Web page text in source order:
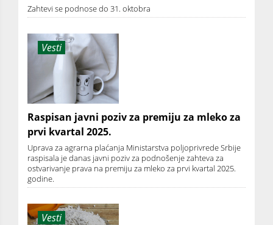
Zahtevi se podnose do 31. oktobra
Vesti
Raspisan javni poziv za premiju za mleko za
prvi kvartal 2025.
Uprava za agrarna plaćanja Ministarstva poljoprivrede Srbije
raspisala je danas javni poziv za podnošenje zahteva za
ostvarivanje prava na premiju za mleko za prvi kvartal 2025.
godine.
Vesti